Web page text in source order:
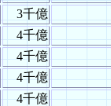
3千億
4千億
4千億
4千億
4千億